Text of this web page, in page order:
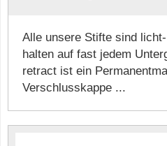
Alle unsere Stifte sind
halten auf fast jedem
retract ist ein
Verschlusskappe ...